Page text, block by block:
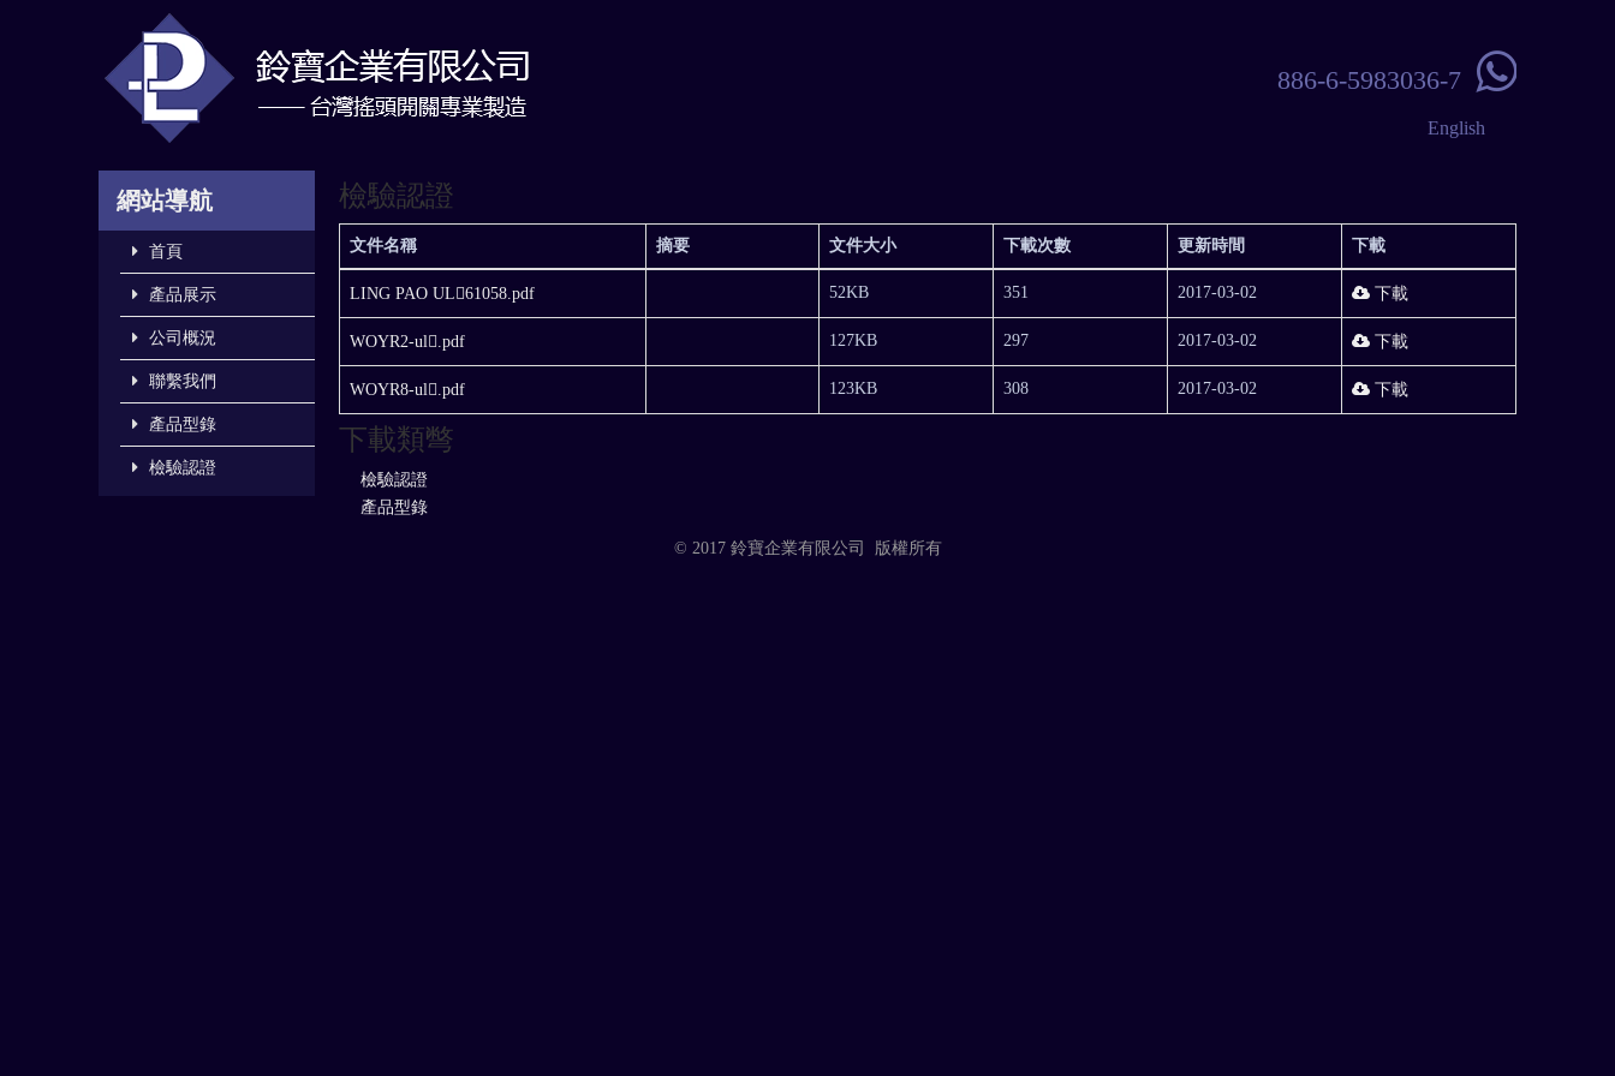
886-6-5983036-7 
English
網站導航
首頁
產品展示
公司概況
聯繫我們
產品型錄
檢驗認證
檢驗認證
文件名稱 摘要 文件大小 下載次數 更新時間 下載
LING PAO UL61058.pdf 52KB 351 2017-03-02 下載
WOYR2-ul.pdf 127KB 297 2017-03-02 下載
WOYR8-ul.pdf 123KB 308 2017-03-02 下載
下載類彆
檢驗認證
產品型錄
© 2017 鈴寶企業有限公司 版權所有